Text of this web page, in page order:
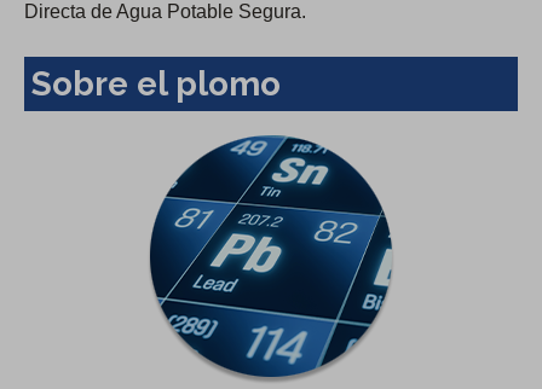
Directa de Agua Potable Segura.
Sobre el plomo